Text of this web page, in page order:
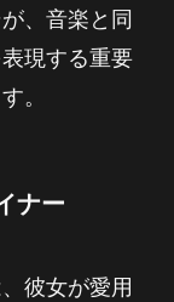
、音楽と同
現する重要
。
ナー
彼女が愛用